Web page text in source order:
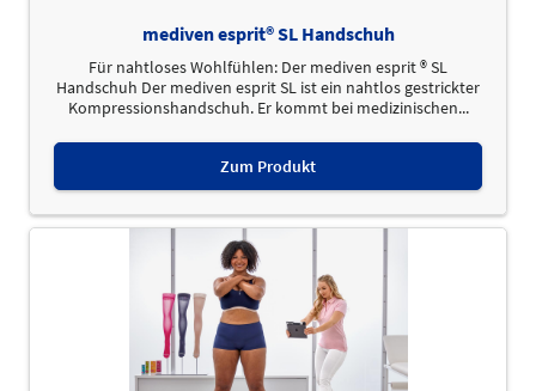
mediven esprit® SL Handschuh
Für nahtloses Wohlfühlen: Der mediven esprit ® SL
Handschuh Der mediven esprit SL ist ein nahtlos gestrickter
Kompressionshandschuh. Er kommt bei medizinischen...
Zum Produkt